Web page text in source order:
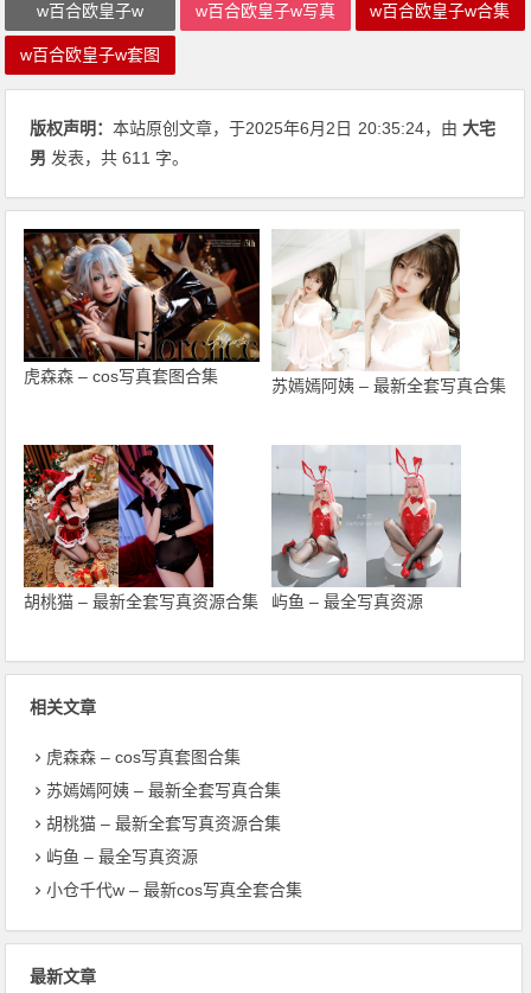
w百合欧皇子w w百合欧皇子w写真 w百合欧皇子w合集
w百合欧皇子w套图
版权声明：本站原创文章，于2025年6月2日 20:35:24，由大宅
男 发表，共 611 字。
虎森森 – cos写真套图合集
苏嫣嫣阿姨 – 最新全套写真合集
胡桃猫 – 最新全套写真资源合集 屿鱼 – 最全写真资源
相关文章
虎森森 – cos写真套图合集
苏嫣嫣阿姨 – 最新全套写真合集
胡桃猫 – 最新全套写真资源合集
屿鱼 – 最全写真资源
小仓千代w – 最新cos写真全套合集
最新文章